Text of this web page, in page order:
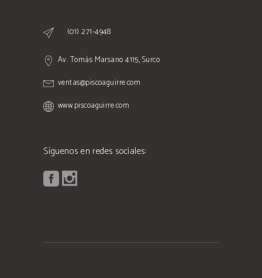
(01) 271-4948
Av. Tomás Marsano 4115, Surco
ventas@piscoaguirre.com
www.piscoaguirre.com
Síguenos en redes sociales: